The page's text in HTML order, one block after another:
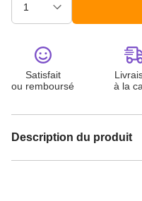
Satisfait
ou remboursé
à la
Description du produit